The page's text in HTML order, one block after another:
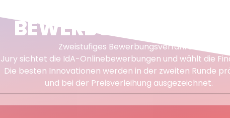
BEWERBUNG & ABLAUF
Zweistufiges Bewerbungsverfahren:
Jury sichtet die IdA-Onlinebewerbungen und wählt die
Die besten Innovationen werden in der zweiten Runde
und bei der Preisverleihung ausgezeichnet.